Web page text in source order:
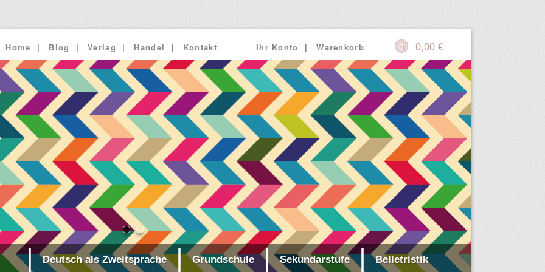
Home Blog Verlag Handel Kontakt Ihr Konto Warenkorb 0 0,00 €
Deutsch als Zweitsprache Grundschule Sekundarstufe Belletristik